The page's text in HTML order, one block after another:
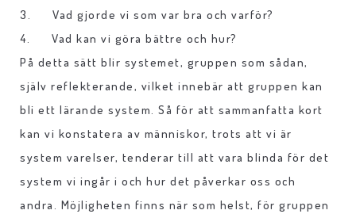
3. Vad gjorde vi som var bra och varför?
4. Vad kan vi göra bättre och hur?
På detta sätt blir systemet, gruppen som sådan,
själv reflekterande, vilket innebär att gruppen kan
bli ett lärande system. Så för att sammanfatta kort
kan vi konstatera av människor, trots att vi är
system varelser, tenderar till att vara blinda för det
system vi ingår i och hur det påverkar oss och
andra. Möjligheten finns när som helst, för gruppen